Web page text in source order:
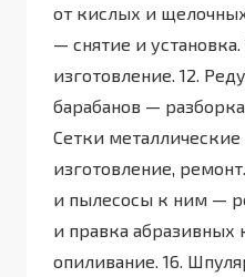
от кислых и
— снятие и
изготовление. 12.
барабанов —
Сетки
изготовление,
и пылесосы к ним —
и правка абразивных
опиливание. 16.